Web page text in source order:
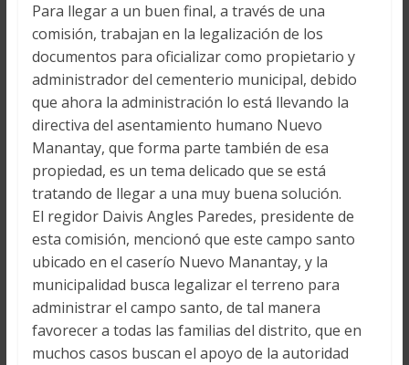
Para llegar a un buen final, a través de una
comisión, trabajan en la legalización de los
documentos para oficializar como propietario y
administrador del cementerio municipal, debido
que ahora la administración lo está llevando la
directiva del asentamiento humano Nuevo
Manantay, que forma parte también de esa
propiedad, es un tema delicado que se está
tratando de llegar a una muy buena solución.
El regidor Daivis Angles Paredes, presidente de
esta comisión, mencionó que este campo santo
ubicado en el caserío Nuevo Manantay, y la
municipalidad busca legalizar el terreno para
administrar el campo santo, de tal manera
favorecer a todas las familias del distrito, que en
muchos casos buscan el apoyo de la autoridad